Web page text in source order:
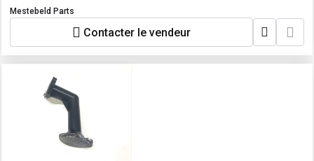
Mestebeld Parts
Contacter le vendeur